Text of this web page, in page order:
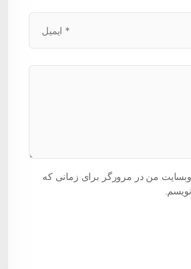
وبسایت من در مرورگر برای زمانی که